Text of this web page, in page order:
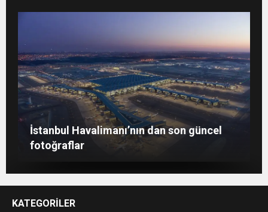
Berlin’de 8 Mart Dünya Kadınlar Günü
gösterisi
İstanbul Havalimanı’nın dan son güncel
fotoğraflar
KATEGORİLER